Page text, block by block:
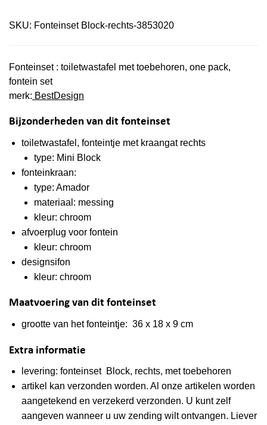
SKU: Fonteinset Block-rechts-3853020
Fonteinset : toiletwastafel met toebehoren, one pack,
fontein set
merk: BestDesign
Bijzonderheden van dit fonteinset
toiletwastafel, fonteintje met kraangat rechts
type: Mini Block
fonteinkraan:
type: Amador
materiaal: messing
kleur: chroom
afvoerplug voor fontein
kleur: chroom
designsifon
kleur: chroom
Maatvoering van dit fonteinset
grootte van het fonteintje: 36 x 18 x 9 cm
Extra informatie
levering: fonteinset Block, rechts, met toebehoren
artikel kan verzonden worden. Al onze artikelen worden
aangetekend en verzekerd verzonden. U kunt zelf
aangeven wanneer u uw zending wilt ontvangen. Liever